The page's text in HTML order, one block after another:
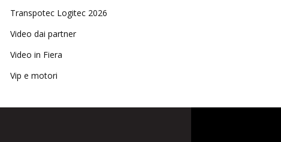
Transpotec Logitec 2026
Video dai partner
Video in Fiera
Vip e motori